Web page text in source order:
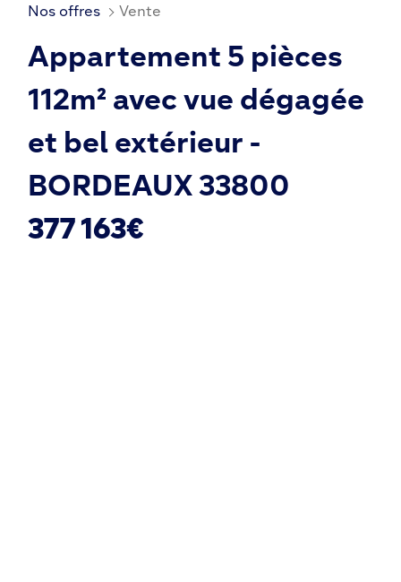
Nos offres Vente
Appartement 5 pièces
112m² avec vue dégagée
et bel extérieur -
BORDEAUX 33800
377 163€